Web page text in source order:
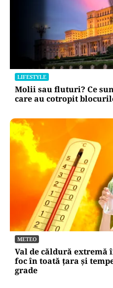
LIFESTYLE
Molii sau fluturi? Ce
care au cotropit
METEO
Val de căldură extremă
foc în toată țara și
grade